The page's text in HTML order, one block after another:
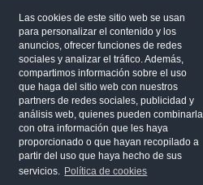
Las cookies de este sitio web se usan
para personalizar el contenido y los
anuncios, ofrecer funciones de redes
sociales y analizar el tráfico. Además,
compartimos información sobre el uso
que haga del sitio web con nuestros
partners de redes sociales, publicidad y
análisis web, quienes pueden combinarla
con otra información que les haya
proporcionado o que hayan recopilado a
partir del uso que haya hecho de sus
servicios.
Política de cookies